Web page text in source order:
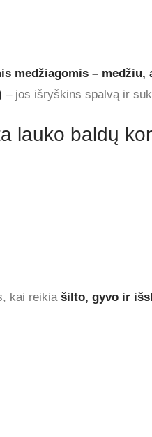
medžiagomis – medžiu,
– jos išryškins spalvą ir
lauko baldų
kai reikia šilto, gyvo ir